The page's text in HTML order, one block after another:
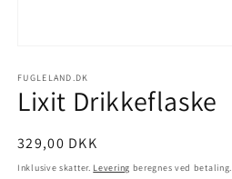
1
i
modus
FUGLELAND.DK
Lixit Drikkeflaske
Normalpris
329,00 DKK
Inklusive skatter. Levering beregnes ved betaling.